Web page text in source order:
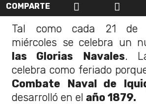
COMPARTE
Tal como cada 21 de
miércoles se celebra un
las Glorias Navales.
celebra como feriado
Combate Naval de
desarrolló en el año 1879.